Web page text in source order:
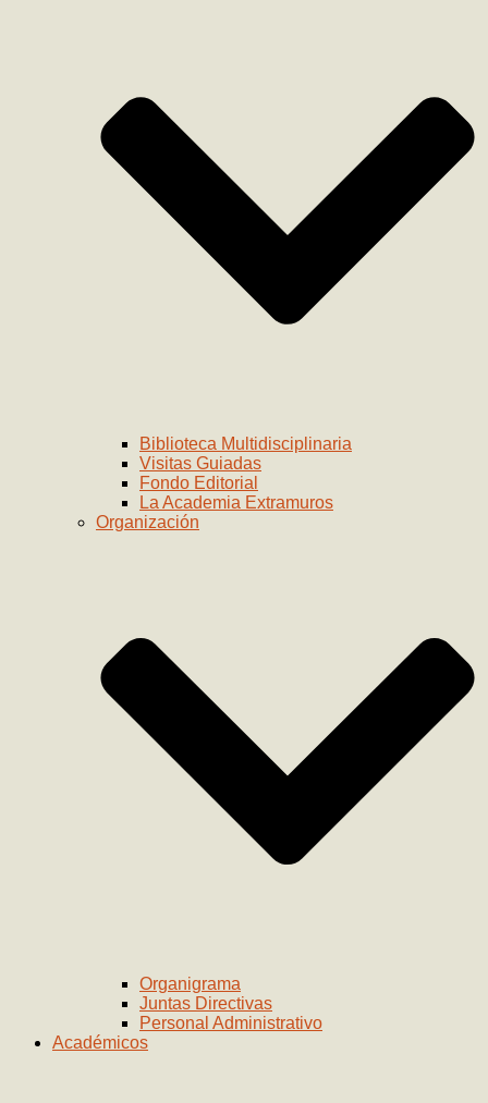
Biblioteca Multidisciplinaria
Visitas Guiadas
Fondo Editorial
La Academia Extramuros
Organización
Organigrama
Juntas Directivas
Personal Administrativo
Académicos